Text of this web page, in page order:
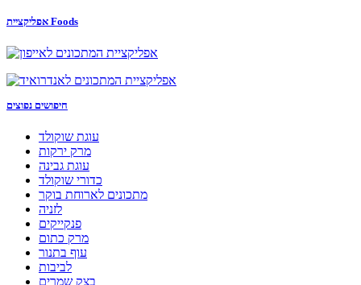
אפליקציית Foods
חיפושים נפוצים
עוגת שוקולד
מרק ירקות
עוגת גבינה
כדורי שוקולד
מתכונים לארוחת בוקר
לזניה
פנקייקים
מרק כתום
עוף בתנור
לביבות
בצק שמרים